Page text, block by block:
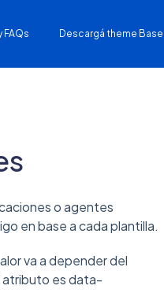
FAQs Descargá theme Base
o agentes
en base a cada plantilla.
va a depender del
atributo es data-